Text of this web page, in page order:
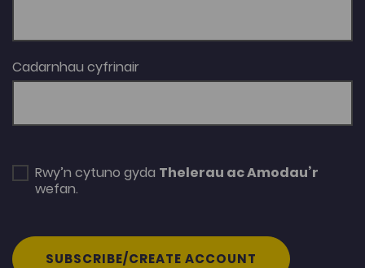
Cadarnhau cyfrinair
Rwy’n cytuno gyda Thelerau ac Amodau’r
wefan.
SUBSCRIBE/CREATE ACCOUNT